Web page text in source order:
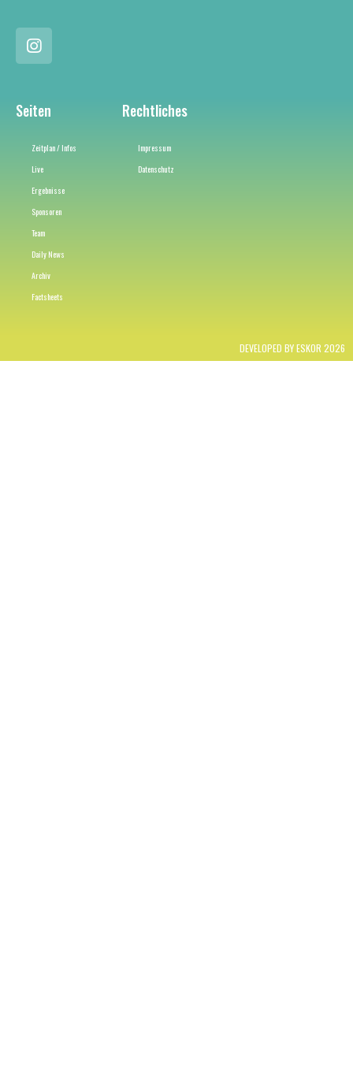
Seiten
Zeitplan / Infos
Live
Ergebnisse
Sponsoren
Team
Daily News
Archiv
Factsheets
Rechtliches
Impressum
Datenschutz
DEVELOPED BY ESKOR 2026